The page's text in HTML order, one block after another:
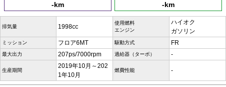
-km -km
排気量 1998cc
使用燃料
エンジン
ハイオク
ガソリン
ミッション フロア6MT 駆動方式 FR
最大出力 207ps/7000rpm 過給器（ターボ） -
生産期間
2019年10月～202
1年10月
燃費性能 -